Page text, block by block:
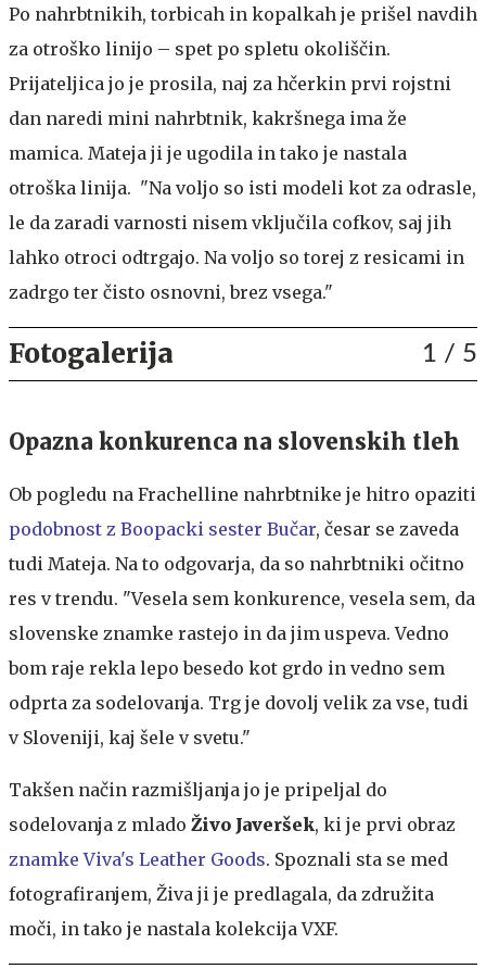
Po nahrbtnikih, torbicah in kopalkah je prišel navdih
za otroško linijo – spet po spletu okoliščin.
Prijateljica jo je prosila, naj za hčerkin prvi rojstni
dan naredi mini nahrbtnik, kakršnega ima že
mamica. Mateja ji je ugodila in tako je nastala
otroška linija. "Na voljo so isti modeli kot za odrasle,
le da zaradi varnosti nisem vključila cofkov, saj jih
lahko otroci odtrgajo. Na voljo so torej z resicami in
zadrgo ter čisto osnovni, brez vsega."
Fotogalerija 1 / 5
Opazna konkurenca na slovenskih tleh
Ob pogledu na Frachelline nahrbtnike je hitro opaziti
podobnost z Boopacki sester Bučar, česar se zaveda
tudi Mateja. Na to odgovarja, da so nahrbtniki očitno
res v trendu. "Vesela sem konkurence, vesela sem, da
slovenske znamke rastejo in da jim uspeva. Vedno
bom raje rekla lepo besedo kot grdo in vedno sem
odprta za sodelovanja. Trg je dovolj velik za vse, tudi
v Sloveniji, kaj šele v svetu."
Takšen način razmišljanja jo je pripeljal do
sodelovanja z mlado Živo Javeršek, ki je prvi obraz
znamke Viva's Leather Goods. Spoznali sta se med
fotografiranjem, Živa ji je predlagala, da združita
moči, in tako je nastala kolekcija VXF.